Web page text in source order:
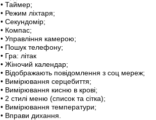
• Таймер;
• Режим ліхтаря;
• Секундомір;
• Компас;
• Управління камерою;
• Пошук телефону;
• Гра: літак
• Жіночий календар;
• Відображають повідомлення з соц мереж;
• Вимірювання серцебиття;
• Вимірювання кисню в крові;
• 2 стилі меню (список та сітка);
• Вимірювання температури;
• Вправи дихання.